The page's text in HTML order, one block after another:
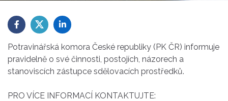
Potravinářská komora České republiky (PK ČR) informuje
pravidelně o své činnosti, postojích, názorech a
stanoviscích zástupce sdělovacích prostředků.
PRO VÍCE INFORMACÍ KONTAKTUJTE: